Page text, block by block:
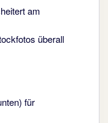
am
überall
für